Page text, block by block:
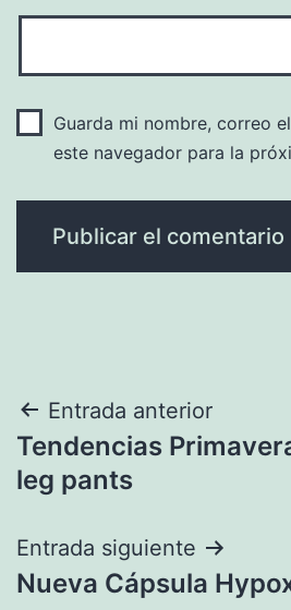
Guarda mi nombre, correo
este navegador para la
Navegación
de
Entrada anterior
Tendencias
leg pants
Entrada siguiente
Nueva Cápsula